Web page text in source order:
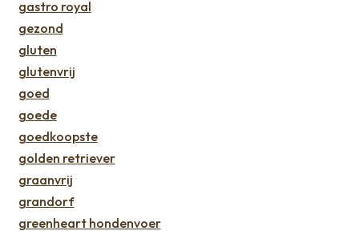
gastro royal
gezond
gluten
glutenvrij
goed
goede
goedkoopste
golden retriever
graanvrij
grandorf
greenheart hondenvoer